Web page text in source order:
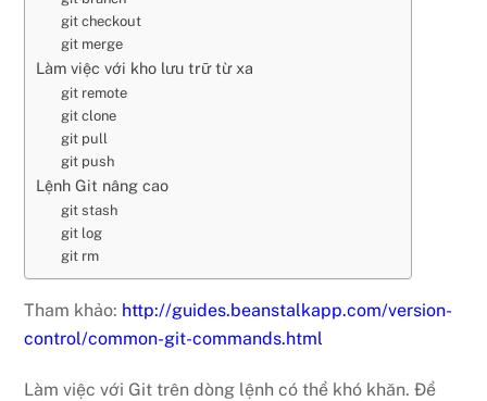
git checkout
git merge
Làm việc với kho lưu trữ từ xa
git remote
git clone
git pull
git push
Lệnh Git nâng cao
git stash
git log
git rm
Tham khảo: http://guides.beanstalkapp.com/version-
control/common-git-commands.html
Làm việc với Git trên dòng lệnh có thể khó khăn. Để